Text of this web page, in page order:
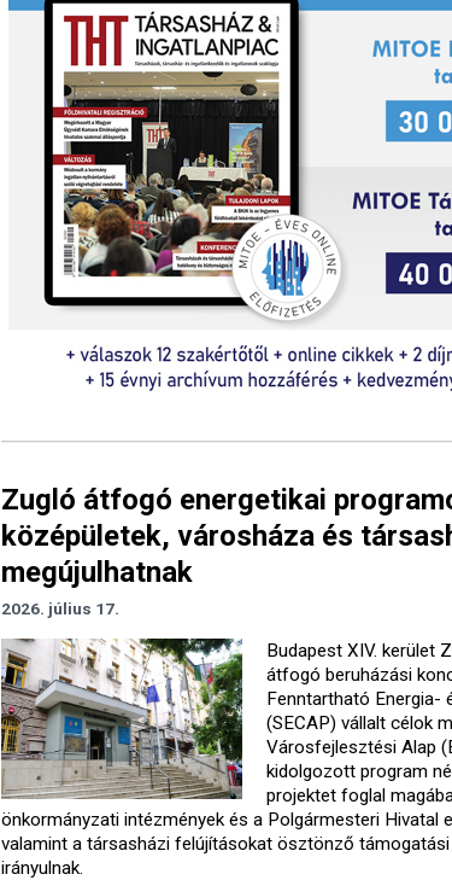
Zugló átfogó energetikai
középületek, városháza és
megújulhatnak
2026. július 17.
Budapest XIV. kerület
átfogó beruházási
Fenntartható Energia-
(SECAP) vállalt célok
Városfejlesztési Alap
kidolgozott program
projektet foglal
önkormányzati intézmények és a Polgármesteri Hivatal
valamint a társasházi felújításokat ösztönző
irányulnak.